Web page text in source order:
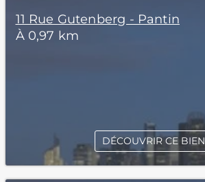
11 Rue Gutenberg - Pantin
À 0,97 km
DÉCOUVRIR CE BIEN